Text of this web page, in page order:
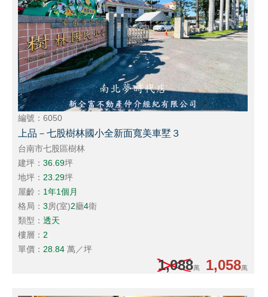
編號：6050
上品－七股樹林國小全新面寬美車墅３
台南市七股區樹林
建坪：36.69坪
地坪： 23.29坪
屋齡： 1年1個月
格局：3房(室)2廳4衛
類型：透天
樓層： 2
單價： 28.84 萬／坪
1,088萬 1,058萬